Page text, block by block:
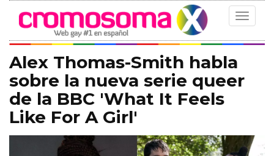
Toggle
Alex Thomas-Smith habla
sobre la nueva serie queer
de la BBC 'What It Feels
Like For A Girl'